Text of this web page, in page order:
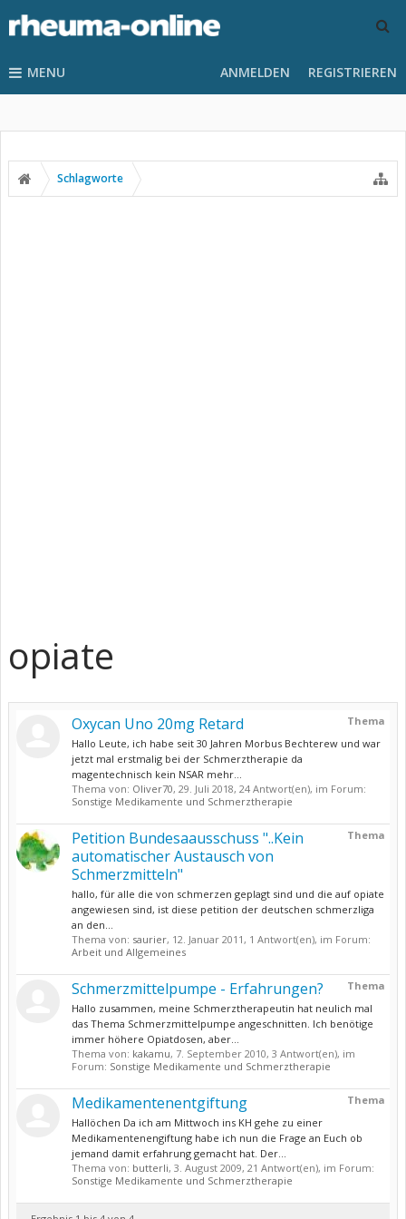
MENU ANMELDEN REGISTRIEREN
Schlagworte
opiate
Thema
Oxycan Uno 20mg Retard
Hallo Leute, ich habe seit 30 Jahren Morbus Bechterew und war
jetzt mal erstmalig bei der Schmerztherapie da
magentechnisch kein NSAR mehr...
Thema von: Oliver70, 29. Juli 2018, 24 Antwort(en), im Forum:
Sonstige Medikamente und Schmerztherapie
Thema
Petition Bundesaausschuss "..Kein
automatischer Austausch von
Schmerzmitteln"
hallo, für alle die von schmerzen geplagt sind und die auf opiate
angewiesen sind, ist diese petition der deutschen schmerzliga
an den...
Thema von: saurier, 12. Januar 2011, 1 Antwort(en), im Forum:
Arbeit und Allgemeines
Thema
Schmerzmittelpumpe - Erfahrungen?
Hallo zusammen, meine Schmerztherapeutin hat neulich mal
das Thema Schmerzmittelpumpe angeschnitten. Ich benötige
immer höhere Opiatdosen, aber...
Thema von: kakamu, 7. September 2010, 3 Antwort(en), im
Forum: Sonstige Medikamente und Schmerztherapie
Thema
Medikamentenentgiftung
Hallöchen Da ich am Mittwoch ins KH gehe zu einer
Medikamentenengiftung habe ich nun die Frage an Euch ob
jemand damit erfahrung gemacht hat. Der...
Thema von: butterli, 3. August 2009, 21 Antwort(en), im Forum:
Sonstige Medikamente und Schmerztherapie